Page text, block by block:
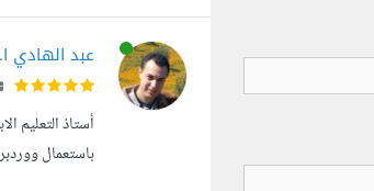
عبد الهادي ا.
أستاذ التعليم